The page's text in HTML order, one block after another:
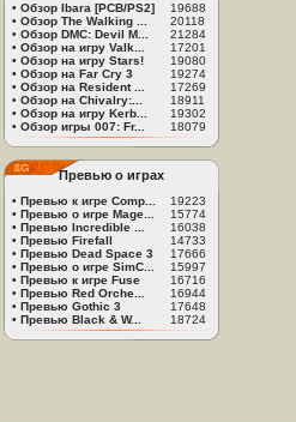
• Обзор Ibara [PCB/PS2]
19688
• Обзор The Walking ...
20118
• Обзор DMC: Devil M...
21284
• Обзор на игру Valk...
17201
• Обзор на игру Stars!
19080
• Обзор на Far Cry 3
19274
• Обзор на Resident ...
17269
• Обзор на Chivalry:...
18911
• Обзор на игру Kerb...
19302
• Обзор игры 007: Fr... 18079
Превью о играх
• Превью к игре Comp...
19223
• Превью о игре Mage...
15774
• Превью Incredible ...
16038
• Превью Firefall
14733
• Превью Dead Space 3
17666
• Превью о игре SimC...
15997
• Превью к игре Fuse
16716
• Превью Red Orche...
16944
• Превью Gothic 3
17648
• Превью Black & W... 18724